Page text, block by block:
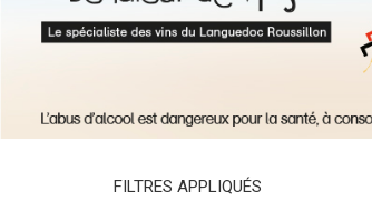
FILTRES APPLIQUÉS